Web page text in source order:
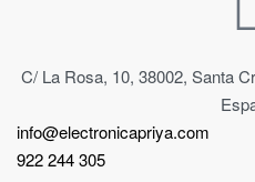
C/ La Rosa, 10, 38002, Santa
info@electronicapriya.com
922 244 305